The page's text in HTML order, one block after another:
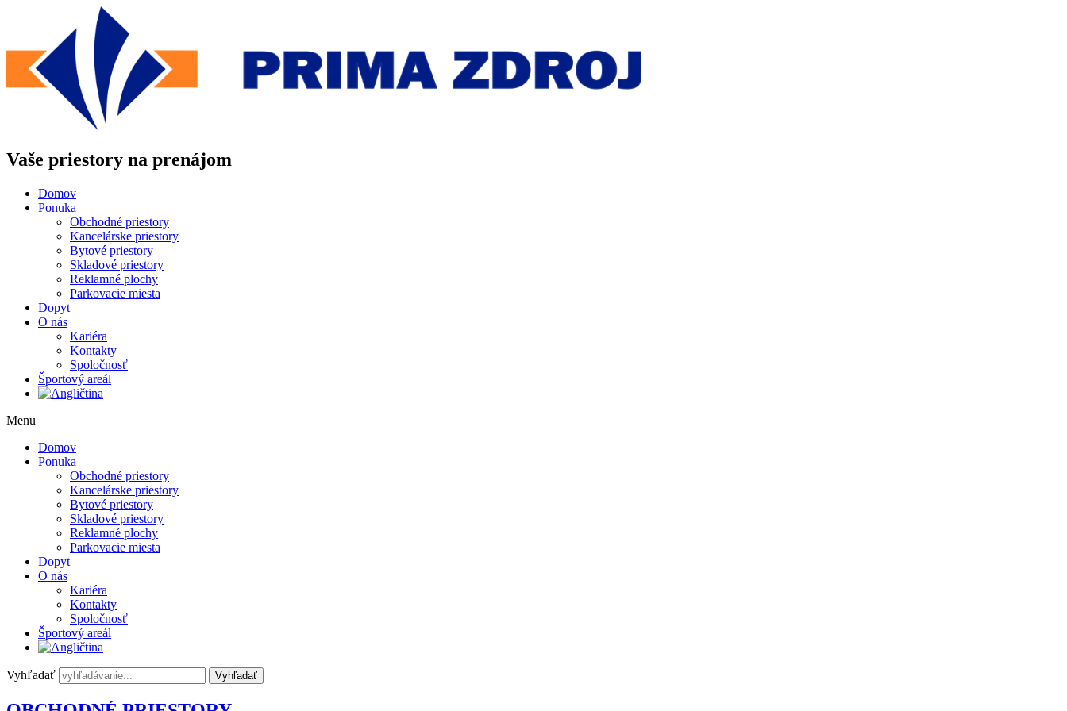
Vaše priestory na prenájom
Domov
Ponuka
Obchodné priestory
Kancelárske priestory
Bytové priestory
Skladové priestory
Reklamné plochy
Parkovacie miesta
Dopyt
O nás
Kariéra
Kontakty
Spoločnosť
Športový areál
Menu
Domov
Ponuka
Obchodné priestory
Kancelárske priestory
Bytové priestory
Skladové priestory
Reklamné plochy
Parkovacie miesta
Dopyt
O nás
Kariéra
Kontakty
Spoločnosť
Športový areál
Vyhľadať Vyhľadať